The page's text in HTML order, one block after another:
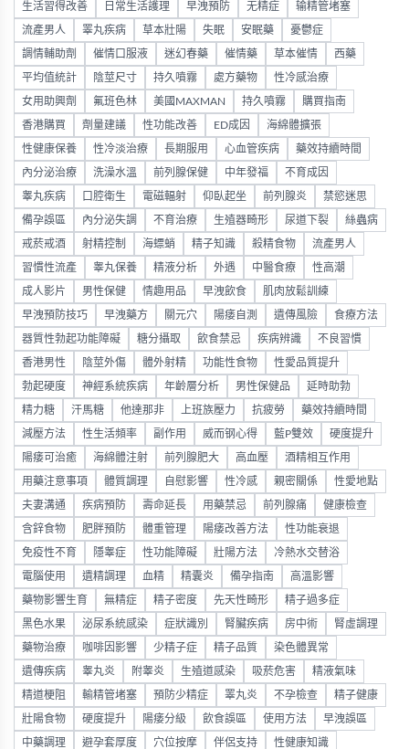
生活習得改善 日常生活護理 早洩預防 无精症 输精管堵塞
流產男人 睪丸疾病 草本壯陽 失眠 安眠藥 憂鬱症
調情輔助劑 催情口服液 迷幻春藥 催情藥 草本催情 西藥
平均值統計 陰莖尺寸 持久噴霧 處方藥物 性冷感治療
女用助興劑 氟班色林 美國MAXMAN 持久噴霧 購買指南
香港購買 劑量建議 性功能改善 ED成因 海綿體擴張
性健康保養 性冷淡治療 長期服用 心血管疾病 藥效持續時間
內分泌治療 洗澡水溫 前列腺保健 中年發福 不育成因
睾丸疾病 口腔衛生 電磁輻射 仰臥起坐 前列腺炎 禁慾迷思
備孕誤區 內分泌失調 不育治療 生殖器畸形 尿道下裂 絲蟲病
戒菸戒酒 射精控制 海螵蛸 精子知識 殺精食物 流產男人
習慣性流產 睾丸保養 精液分析 外遇 中醫食療 性高潮
成人影片 男性保健 情趣用品 早洩飲食 肌肉放鬆訓練
早洩預防技巧 早洩藥方 關元穴 陽痿自測 遺傳風險 食療方法
器質性勃起功能障礙 糖分攝取 飲食禁忌 疾病辨識 不良習慣
香港男性 陰莖外傷 體外射精 功能性食物 性愛品質提升
勃起硬度 神經系統疾病 年齡層分析 男性保健品 延時助勃
精力糖 汗馬糖 他達那非 上班族壓力 抗疲勞 藥效持續時間
減壓方法 性生活頻率 副作用 威而钢心得 藍P雙效 硬度提升
陽痿可治癒 海綿體注射 前列腺肥大 高血壓 酒精相互作用
用藥注意事項 體質調理 自慰影響 性冷感 親密關係 性愛地點
夫妻溝通 疾病預防 壽命延長 用藥禁忌 前列腺痛 健康檢查
含鋅食物 肥胖預防 體重管理 陽痿改善方法 性功能衰退
免疫性不育 隱睾症 性功能障礙 壯陽方法 冷熱水交替浴
電腦使用 遺精調理 血精 精囊炎 備孕指南 高溫影響
藥物影響生育 無精症 精子密度 先天性畸形 精子過多症
黑色水果 泌尿系統感染 症狀識別 腎臟疾病 房中術 腎虛調理
藥物治療 咖啡因影響 少精子症 精子品質 染色體異常
遺傳疾病 睾丸炎 附睾炎 生殖道感染 吸菸危害 精液氣味
精道梗阻 輸精管堵塞 預防少精症 睪丸炎 不孕檢查 精子健康
壯陽食物 硬度提升 陽痿分級 飲食誤區 使用方法 早洩誤區
中藥調理 避孕套厚度 穴位按摩 伴侶支持 性健康知識